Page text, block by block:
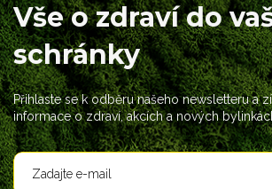
Vše o zdraví do
schránky
Přihlaste se k odběru našeho newsletteru a
informace o zdraví, akcích a nových